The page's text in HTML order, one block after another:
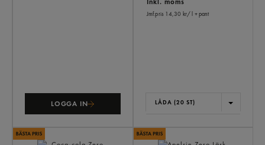
LOGGA IN
Jmf.pris 14,30 kr/ l + pant
LÅDA (20 ST)